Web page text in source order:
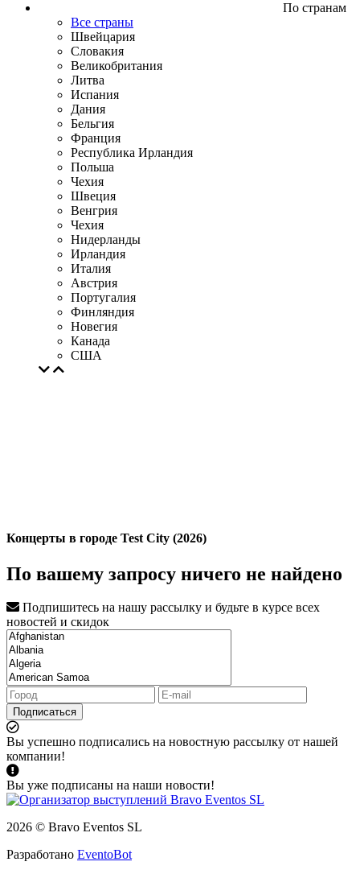
По странам
Все страны
Швейцария
Словакия
Великобритания
Литва
Испания
Дания
Бельгия
Франция
Республика Ирландия
Польша
Чехия
Швеция
Венгрия
Чехия
Нидерланды
Ирландия
Италия
Австрия
Португалия
Финляндия
Новегия
Канада
США
Концерты в городе Test City (2026)
По вашему запросу ничего не найдено
Подпишитесь на нашу рассылку и будьте в курсе всех
новостей и скидок
Подписаться
Вы успешно подписались на новостную рассылку от нашей
компании!
Вы уже подписаны на наши новости!
2026 © Bravo Eventos SL
Разработано EventoBot